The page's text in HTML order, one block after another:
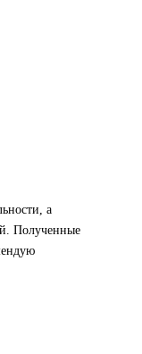
а
Полученные